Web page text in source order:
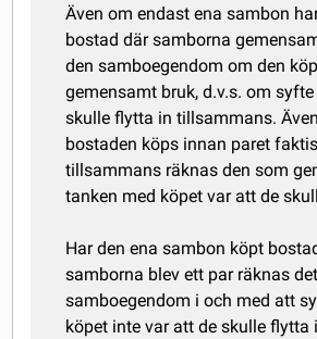
Även om endast ena sambon
bostad där samborna
den samboegendom om den
gemensamt bruk, d.v.s. om
skulle flytta in tillsammans.
bostaden köps innan paret
tillsammans räknas den som
tanken med köpet var att de
Har den ena sambon köpt
samborna blev ett par räknas
samboegendom i och med att
köpet inte var att de skulle flytta